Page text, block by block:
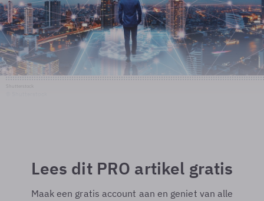
Lees dit PRO artikel gratis
Maak een gratis account aan en geniet van alle